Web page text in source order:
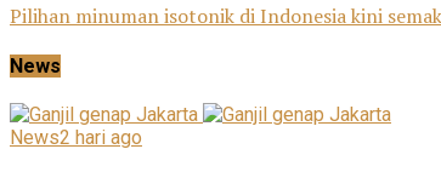
Pilihan minuman isotonik di Indonesia kini
News
News2 hari ago